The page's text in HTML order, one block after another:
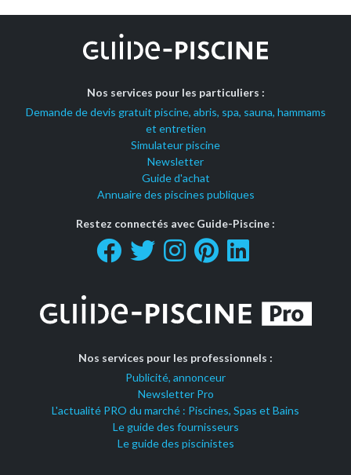
Nos services pour les particuliers :
Demande de devis gratuit piscine, abris, spa, sauna, hammams
et entretien
Simulateur piscine
Newsletter
Guide d'achat
Annuaire des piscines publiques
Restez connectés avec Guide-Piscine :
Nos services pour les professionnels :
Publicité, annonceur
Newsletter Pro
L'actualité PRO du marché : Piscines, Spas et Bains
Le guide des fournisseurs
Le guide des piscinistes